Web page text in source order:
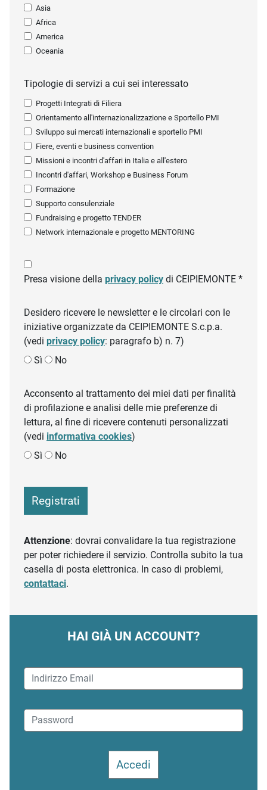
Asia
Africa
America
Oceania
Tipologie di servizi a cui sei interessato
Progetti Integrati di Filiera
Orientamento all'internazionalizzazione e Sportello PMI
Sviluppo sui mercati internazionali e sportello PMI
Fiere, eventi e business convention
Missioni e incontri d'affari in Italia e all'estero
Incontri d'affari, Workshop e Business Forum
Formazione
Supporto consulenziale
Fundraising e progetto TENDER
Network internazionale e progetto MENTORING
Presa visione della privacy policy di CEIPIEMONTE *
Desidero ricevere le newsletter e le circolari con le
iniziative organizzate da CEIPIEMONTE S.c.p.a.
(vedi privacy policy: paragrafo b) n. 7)
Sì
No
Acconsento al trattamento dei miei dati per finalità
di profilazione e analisi delle mie preferenze di
lettura, al fine di ricevere contenuti personalizzati
(vedi informativa cookies)
Sì
No
Registrati
Attenzione: dovrai convalidare la tua registrazione
per poter richiedere il servizio. Controlla subito la tua
casella di posta elettronica. In caso di problemi,
contattaci.
HAI GIÀ UN ACCOUNT?